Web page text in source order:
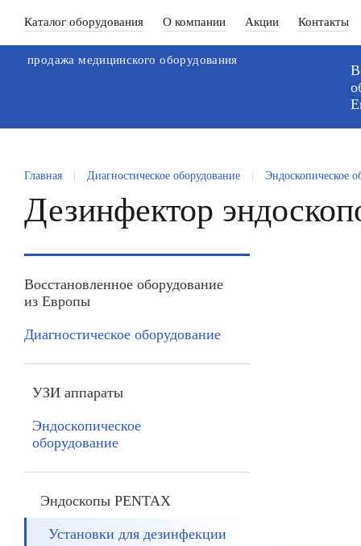
Каталог оборудования О компании Акции Контакты
продажа медицинского оборудования
`
Главная Диагностическое оборудование Эндоскопическое
Дезинфектор
Восстановленное оборудование
из Европы
Диагностическое оборудование
УЗИ аппараты
Эндоскопическое
оборудование
Эндоскопы PENTAX
Установки для дезинфекции